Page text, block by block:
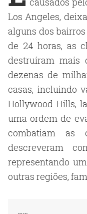
Los Angeles,
alguns dos
de 24 horas, as
destruíram mais
dezenas de
casas, incluindo
Hollywood Hills,
uma ordem de
combatiam as
descreveram
representando
outras regiões,